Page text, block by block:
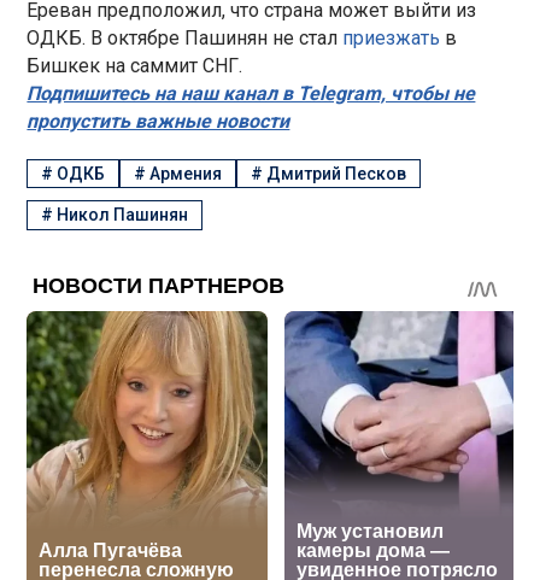
Ереван предположил, что страна может выйти из
ОДКБ. В октябре Пашинян не стал приезжать в
Бишкек на саммит СНГ.
Подпишитесь на наш канал в Telegram, чтобы не
пропустить важные новости
# ОДКБ #Армения # Дмитрий Песков
# Никол Пашинян